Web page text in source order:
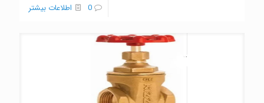
0 اطلاعات بیشتر